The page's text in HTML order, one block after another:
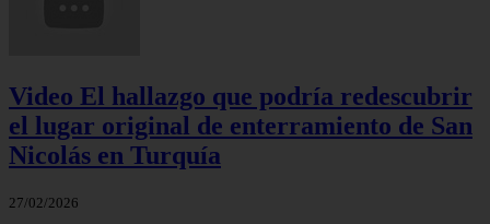
Video El hallazgo que podría redescubrir
el lugar original de enterramiento de San
Nicolás en Turquía
27/02/2026